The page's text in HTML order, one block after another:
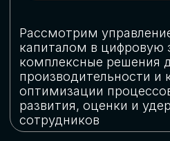
СКАЧАТЬ
ПРОГРАММУ
КОНФЕРЕНЦИИ
Оставьте заявку, мы направим вам
программу конференции